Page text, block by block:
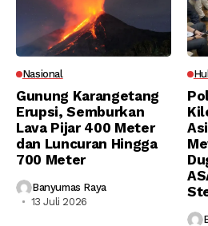
Nasional
Gunung Karangetang
Erupsi, Semburkan
Lava Pijar 400 Meter
dan Luncuran Hingga
700 Meter
Banyumas Raya
13 Juli 2026